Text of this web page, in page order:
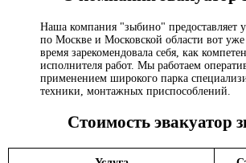
Наша компания "зыбино" предоставляет
по Москве и Московской области вот уже
время зарекомендовала себя, как
исполнителя работ. Мы работаем
применением широкого парка
техники, монтажных приспособлений.
Стоимость эвакуатор